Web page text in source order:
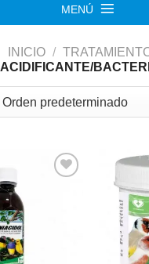
MENÚ
INICIO /
ACIDIFICANTE/